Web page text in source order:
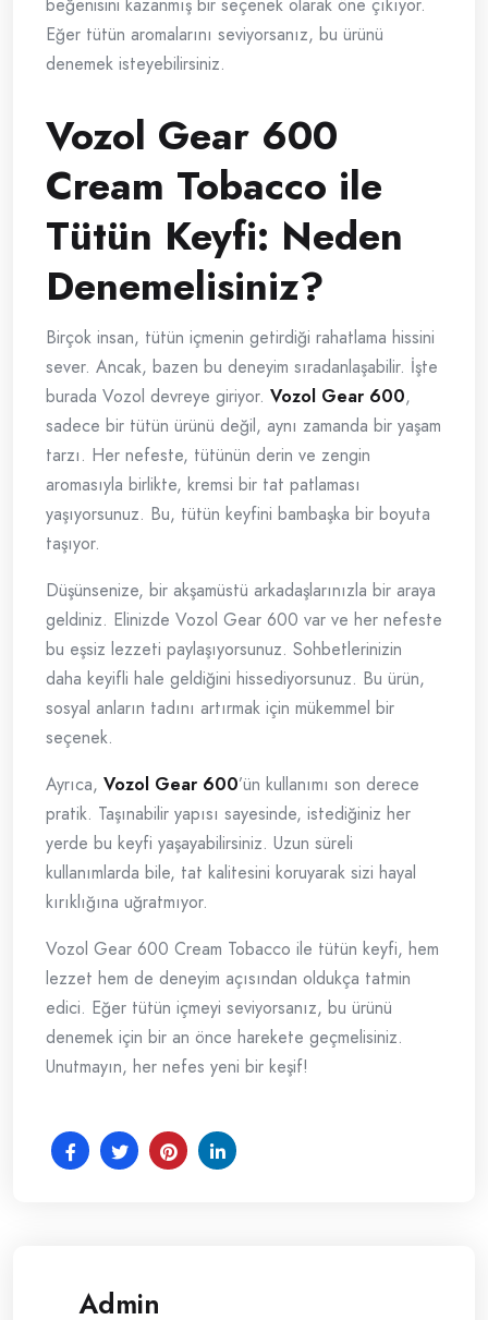
beğenisini kazanmış bir seçenek olarak öne çıkıyor.
Eğer tütün aromalarını seviyorsanız, bu ürünü
denemek isteyebilirsiniz.
Vozol Gear 600
Cream Tobacco ile
Tütün Keyfi: Neden
Denemelisiniz?
Birçok insan, tütün içmenin getirdiği rahatlama hissini
sever. Ancak, bazen bu deneyim sıradanlaşabilir. İşte
burada Vozol devreye giriyor. Vozol Gear 600,
sadece bir tütün ürünü değil, aynı zamanda bir yaşam
tarzı. Her nefeste, tütünün derin ve zengin
aromasıyla birlikte, kremsi bir tat patlaması
yaşıyorsunuz. Bu, tütün keyfini bambaşka bir boyuta
taşıyor.
Düşünsenize, bir akşamüstü arkadaşlarınızla bir araya
geldiniz. Elinizde Vozol Gear 600 var ve her nefeste
bu eşsiz lezzeti paylaşıyorsunuz. Sohbetlerinizin
daha keyifli hale geldiğini hissediyorsunuz. Bu ürün,
sosyal anların tadını artırmak için mükemmel bir
seçenek.
Ayrıca, Vozol Gear 600’ün kullanımı son derece
pratik. Taşınabilir yapısı sayesinde, istediğiniz her
yerde bu keyfi yaşayabilirsiniz. Uzun süreli
kullanımlarda bile, tat kalitesini koruyarak sizi hayal
kırıklığına uğratmıyor.
Vozol Gear 600 Cream Tobacco ile tütün keyfi, hem
lezzet hem de deneyim açısından oldukça tatmin
edici. Eğer tütün içmeyi seviyorsanız, bu ürünü
denemek için bir an önce harekete geçmelisiniz.
Unutmayın, her nefes yeni bir keşif!
Admin